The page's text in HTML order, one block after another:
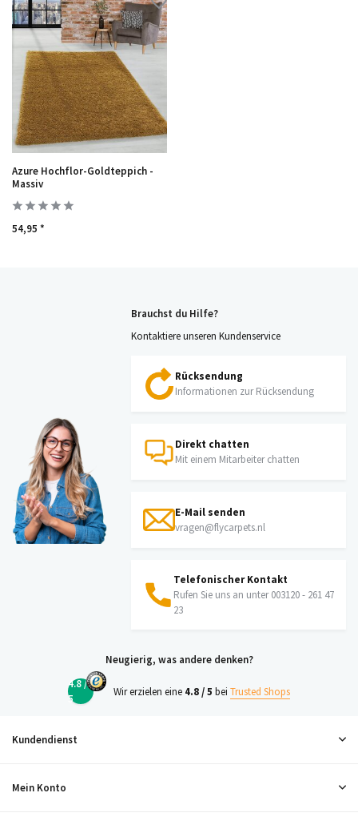
Azure Hochflor-Goldteppich -
Massiv
54,95 *
Brauchst du Hilfe?
Kontaktiere unseren Kundenservice
Rücksendung
Informationen zur Rücksendung
Direkt chatten
Mit einem Mitarbeiter chatten
E-Mail senden
vragen@flycarpets.nl
Telefonischer Kontakt
Rufen Sie uns an unter 003120 - 261 47
23
Neugierig, was andere denken?
4.8 /
5
Wir erzielen eine 4.8 / 5 bei Trusted Shops
Kundendienst
Mein Konto